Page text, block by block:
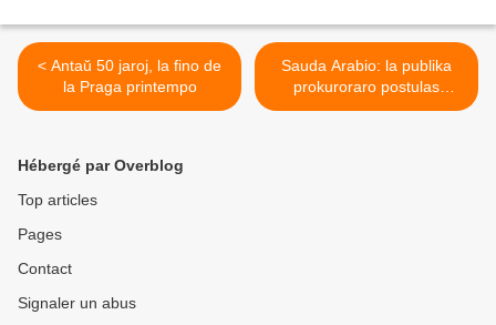
< Antaŭ 50 jaroj, la fino de
la Praga printempo
Sauda Arabio: la publika
prokuroraro postulas
mortopunon por kvin
Hébergé par Overblog
Top articles
Pages
Contact
Signaler un abus